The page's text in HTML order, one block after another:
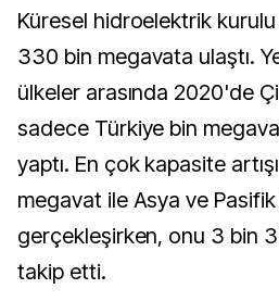
Küresel hidroelektrik
330 bin megavata ulaştı.
ülkeler arasında 2020'de
sadece Türkiye bin
yaptı. En çok kapasite
megavat ile Asya ve
gerçekleşirken, onu 3 bin
takip etti.